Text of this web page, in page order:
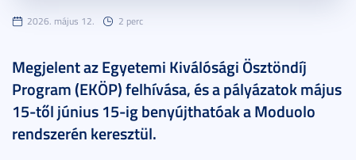
2026. május 12. 2 perc
Megjelent az Egyetemi Kiválósági Ösztöndíj
Program (EKÖP) felhívása, és a pályázatok május
15-től június 15-ig benyújthatóak a Moduolo
rendszerén keresztül.